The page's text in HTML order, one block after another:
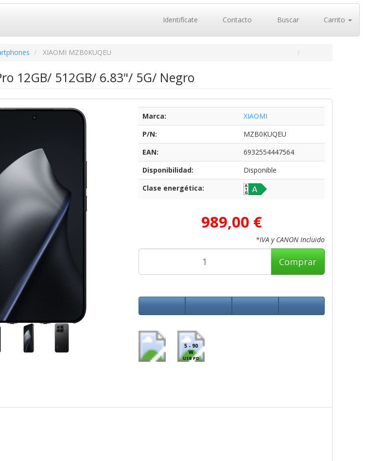
Identifícate Contacto Buscar Carrito
XIAOMI MZB0KUQEU
12GB/ 512GB/ 6.83"/ 5G/ Negro
Marca:
XIAOMI
P/N:
MZB0KUQEU
EAN:
6932554447564
Disponibilidad:
Disponible
Clase energética:
989,00 €
*IVA y CANON Incluido
Comprar
5 - 90
W
USB PD